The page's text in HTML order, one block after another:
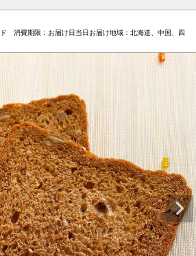
消費期限：お届け日当日お届け地域：北海道、中国、四